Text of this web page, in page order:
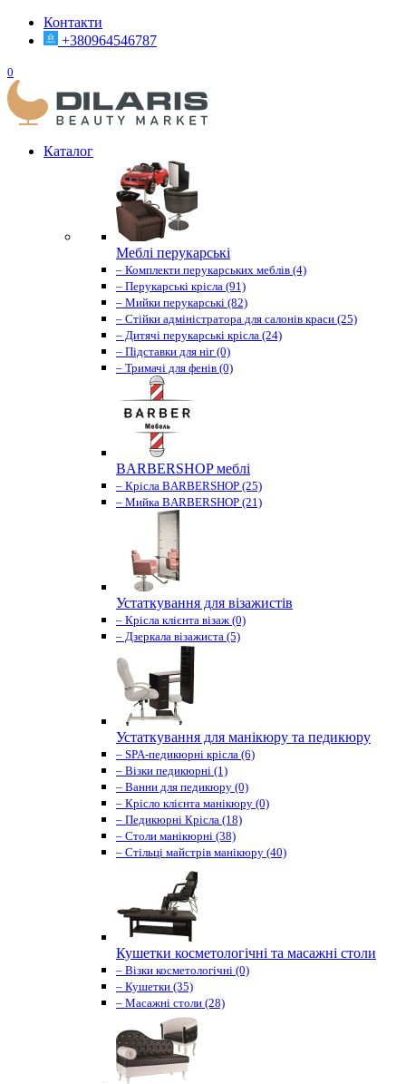
Контакти
+380964546787
0
Каталог
Меблі перукарські
– Комплекти перукарських меблів (4)
– Перукарські крісла (91)
– Мийки перукарські (82)
– Стійки адміністратора для салонів краси (25)
– Дитячі перукарські крісла (24)
– Підставки для ніг (0)
– Тримачі для фенів (0)
BARBERSHOP меблі
– Крісла BARBERSHOP (25)
– Мийка BARBERSHOP (21)
Устаткування для візажистів
– Крісла клієнта візаж (0)
– Дзеркала візажиста (5)
Устаткування для манікюру та педикюру
– SPA-педикюрні крісла (6)
– Візки педикюрні (1)
– Ванни для педикюру (0)
– Крісло клієнта манікюру (0)
– Педикюрні Крісла (18)
– Столи манікюрні (38)
– Стільці майстрів манікюру (40)
Кушетки косметологічні та масажні столи
– Візки косметологічні (0)
– Кушетки (35)
– Масажні столи (28)